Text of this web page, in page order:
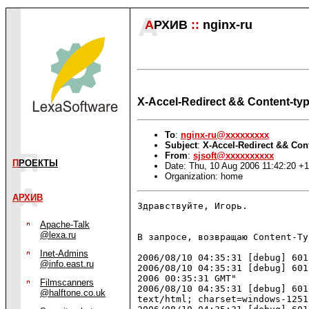
П РОЕКТЫ
АРХИВ
Apache-Talk
@lexa.ru
Inet-Admins
@info.east.ru
Filmscanners
@halftone.co.uk
АРХИВ :: nginx-ru
X-Accel-Redirect && Content-
To: nginx-ru@xxxxxxxxx
Subject: X-Accel-Redirect &&
From: sjsoft@xxxxxxxxxx
Date: Thu, 10 Aug 2006 11:42:20
Organization: home
Здравствуйте, Игорь.
В запросе, возвращаю Content-
2006/08/10 04:35:31 [debug]
2006/08/10 04:35:31 [debug]
2006 00:35:31 GMT"
2006/08/10 04:35:31 [debug]
text/html; charset=windows-